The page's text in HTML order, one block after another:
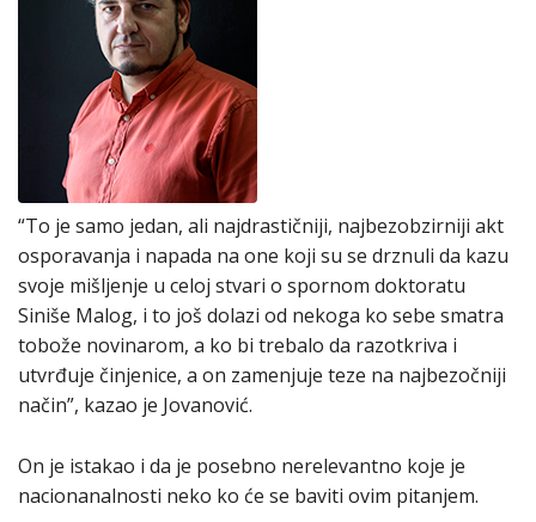
“To je samo jedan, ali najdrastičniji, najbezobzirniji akt
osporavanja i napada na one koji su se drznuli da kazu
svoje mišljenje u celoj stvari o spornom doktoratu
Siniše Malog, i to još dolazi od nekoga ko sebe smatra
tobože novinarom, a ko bi trebalo da razotkriva i
utvrđuje činjenice, a on zamenjuje teze na najbezočniji
način”, kazao je Jovanović.
On je istakao i da je posebno nerelevantno koje je
nacionanalnosti neko ko će se baviti ovim pitanjem.